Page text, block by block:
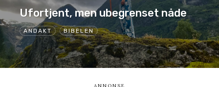
ANDAKT BIBELEN
Ufortjent, men ubegrenset nåde